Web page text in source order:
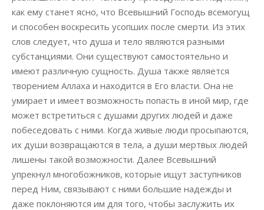
как ему станет ясно, что Всевышний Господь всемогущ
и способен воскресить усопших после смерти. Из этих
слов следует, что душа и тело являются разными
субстанциями. Они существуют самостоятельно и
имеют различную сущность. Душа также является
творением Аллаха и находится в Его власти. Она не
умирает и имеет возможность попасть в иной мир, где
может встретиться с душами других людей и даже
побеседовать с ними. Когда живые люди просыпаются,
их души возвращаются в тела, а души мертвых людей
лишены такой возможности. Далее Всевышний
упрекнул многобожников, которые ищут заступников
перед Ним, связывают с ними большие надежды и
даже поклоняются им для того, чтобы заслужить их